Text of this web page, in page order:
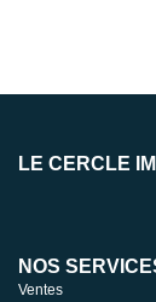
coin
LE CERCLE
NOS
Ventes